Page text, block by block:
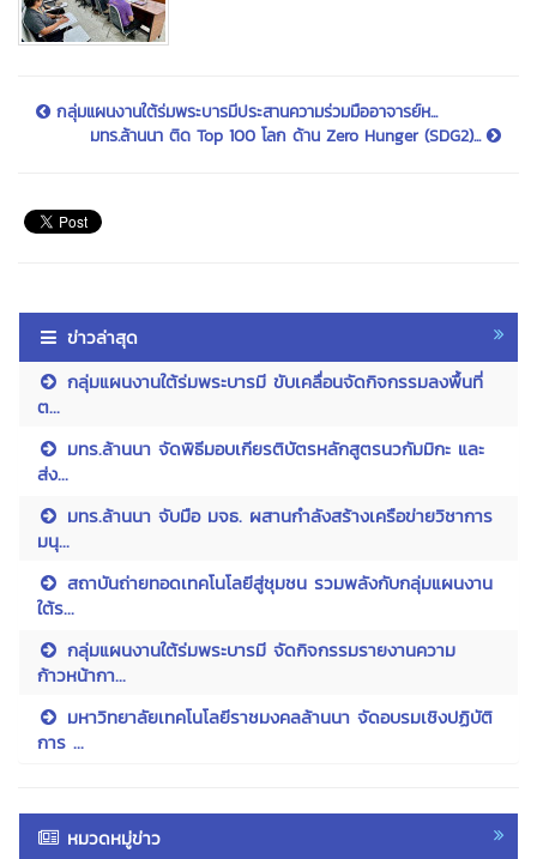
กลุ่มแผนงานใต้ร่มพระบารมีประสานความร่วมมืออาจารย์ห...
มทร.ล้านนา ติด Top 100 โลก ด้าน Zero Hunger (SDG2)...
ข่าวล่าสุด
กลุ่มแผนงานใต้ร่มพระบารมี ขับเคลื่อนจัดกิจกรรมลงพื้นที่
ต...
มทร.ล้านนา จัดพิธีมอบเกียรติบัตรหลักสูตรนวกัมมิกะ และ
ส่ง...
มทร.ล้านนา จับมือ มจธ. ผสานกำลังสร้างเครือข่ายวิชาการ
มนุ...
สถาบันถ่ายทอดเทคโนโลยีสู่ชุมชน รวมพลังกับกลุ่มแผนงาน
ใต้ร...
กลุ่มแผนงานใต้ร่มพระบารมี จัดกิจกรรมรายงานความ
ก้าวหน้ากา...
มหาวิทยาลัยเทคโนโลยีราชมงคลล้านนา จัดอบรมเชิงปฏิบัติ
การ ...
หมวดหมู่ข่าว